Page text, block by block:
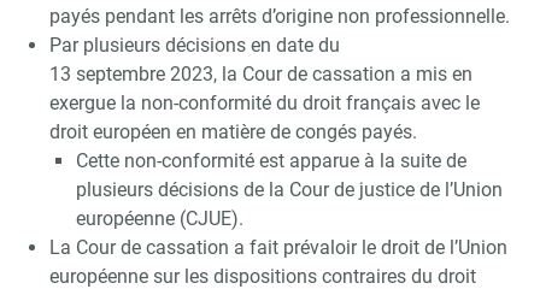
payés pendant les arrêts d’origine non professionnelle.
Par plusieurs décisions en date du
13 septembre 2023, la Cour de cassation a mis en
exergue la non-conformité du droit français avec le
droit européen en matière de congés payés.
Cette non-conformité est apparue à la suite de
plusieurs décisions de la Cour de justice de l’Union
européenne (CJUE).
La Cour de cassation a fait prévaloir le droit de l’Union
européenne sur les dispositions contraires du droit